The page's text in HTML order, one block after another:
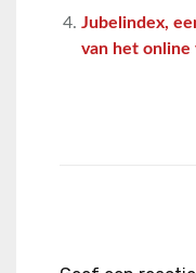
Jubelindex,
van het online